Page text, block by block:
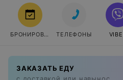
БРОНИРОВАТЬ ТЕЛЕФОНЫ
ЗАКАЗАТЬ ЕДУ